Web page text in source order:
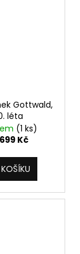
Gottwald,
léta
(1 ks)
Kč